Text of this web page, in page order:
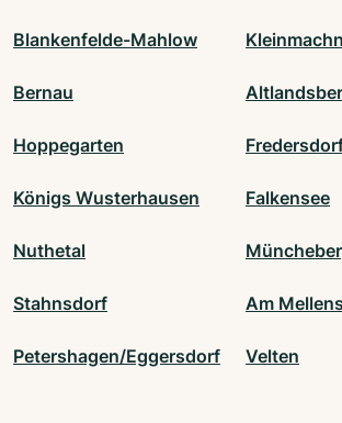
Blankenfelde-Mahlow
Bernau
Hoppegarten
Königs Wusterhausen Falkensee
Nuthetal
Stahnsdorf Am
Petershagen/Eggersdorf Velten